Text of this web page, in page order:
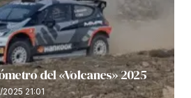
del «Volcanes» 2025
21:01